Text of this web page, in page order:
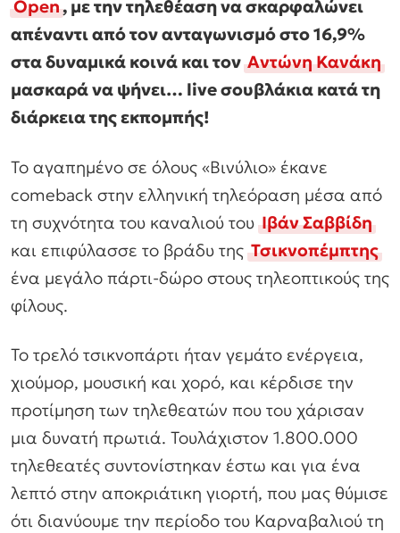
Open, με την τηλεθέαση να σκαρφαλώνει
απέναντι από τον ανταγωνισμό στο 16,9%
στα δυναμικά κοινά και τονΑντώνη Κανάκη
μασκαρά να ψήνει… live σουβλάκια κατά τη
διάρκεια της εκπομπής!
Το αγαπημένο σε όλους «Βινύλιο» έκανε
comeback στην ελληνική τηλεόραση μέσα από
τη συχνότητα του καναλιού τουΙβάν Σαββίδη
και επιφύλασσε το βράδυ τηςΤσικνοπέμπτης
ένα μεγάλο πάρτι-δώρο στους τηλεοπτικούς της
φίλους.
Το τρελό τσικνοπάρτι ήταν γεμάτο ενέργεια,
χιούμορ, μουσική και χορό, και κέρδισε την
προτίμηση των τηλεθεατών που του χάρισαν
μια δυνατή πρωτιά. Τουλάχιστον 1.800.000
τηλεθεατές συντονίστηκαν έστω και για ένα
λεπτό στην αποκριάτικη γιορτή, που μας θύμισε
ότι διανύουμε την περίοδο του Καρναβαλιού τη